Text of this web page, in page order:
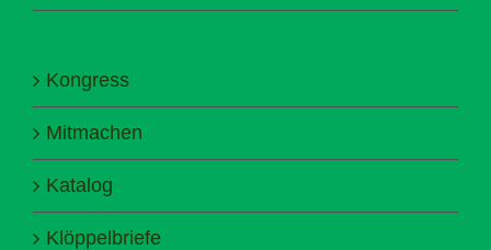
Kongress
Mitmachen
Katalog
Klöppelbriefe